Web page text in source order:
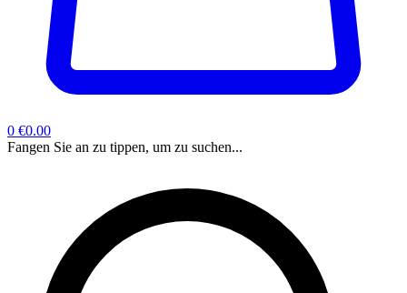
0 €0.00
Fangen Sie an zu tippen, um zu suchen...